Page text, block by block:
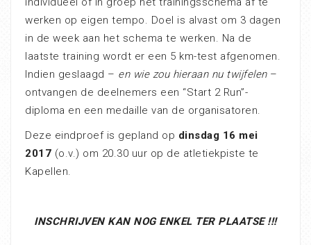
werken op eigen tempo. Doel is alvast om 3 dagen
in de week aan het schema te werken. Na de
laatste training wordt er een 5 km-test afgenomen.
Indien geslaagd – en wie zou hieraan nu twijfelen–
ontvangen de deelnemers een “Start 2 Run”-
diploma en een medaille van de organisatoren.
Deze eindproef is gepland op dinsdag 16 mei
2017 (o.v.) om 20.30 uur op de atletiekpiste te
Kapellen.
INSCHRIJVEN KAN NOG ENKEL TER PLAATSE !!!